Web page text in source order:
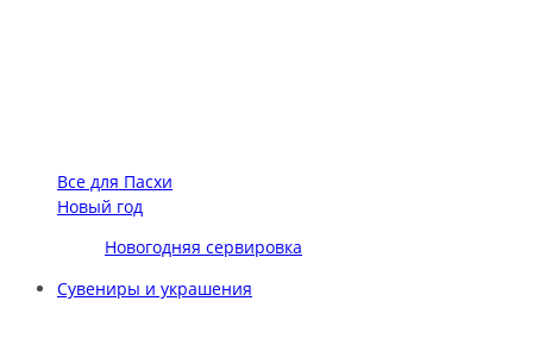
Все для Пасхи
Новый год
Новогодняя сервировка
Сувениры и украшения